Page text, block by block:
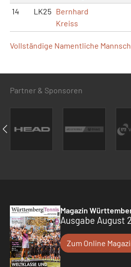
14 LK25 Bernhard
Kreiss
Vollständige Namentliche
Partner & Sponsoren
Magazin
Ausgabe August
Zum Online